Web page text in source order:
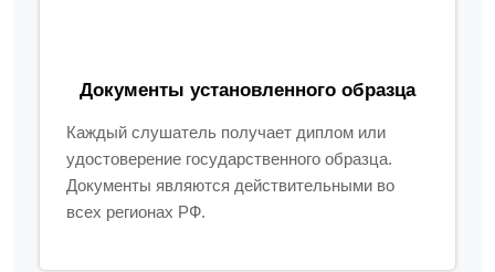
Документы установленного образца
Каждый слушатель получает диплом или
удостоверение государственного образца.
Документы являются действительными во
всех регионах РФ.